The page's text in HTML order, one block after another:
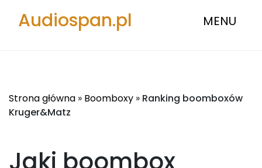
Audiospan.pl MENU
Strona główna » Boomboxy » Ranking boomboxów
Kruger&Matz